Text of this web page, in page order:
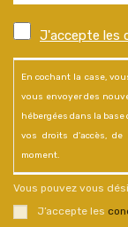
J'accepte les
En cochant la case,
vous envoyer des
hébergées dans la
vos droits d'accès,
moment.
Vous pouvez vous
J’accepte les